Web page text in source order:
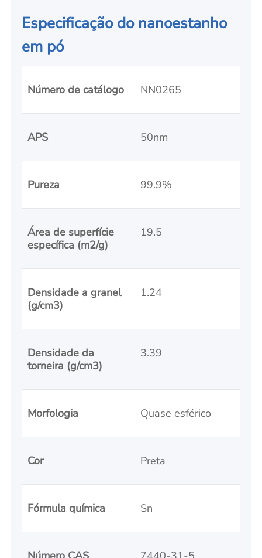
Especificação do nanoestanho
em pó
Número de catálogo NN0265
APS 50nm
Pureza 99.9%
Área de superfície
específica (m2/g)
19.5
Densidade a granel
(g/cm3)
1.24
Densidade da
torneira (g/cm3)
3.39
Morfologia Quase esférico
Cor Preta
Fórmula química Sn